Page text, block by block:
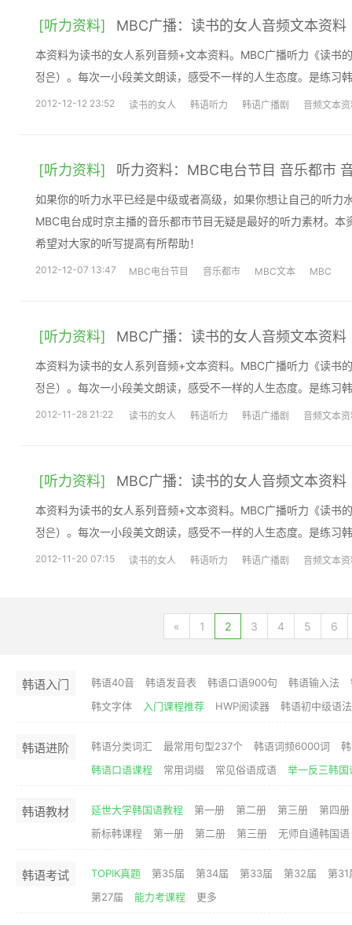
[听力资料] MBC广播：读书的女人音频文本资料
本资料为读书的女人系列音频+文本资料。MBC广播听力《读书
정은）。每次一小段美文朗读，感受不一样的人生态度。是练习
2012-12-12 23:52 读书的女人 韩语听力 韩语广播剧 音频文本
[听力资料] 听力资料：MBC电台节目 音乐都市
如果你的听力水平已经是中级或者高级，如果你想让自己的听力
MBC电台成时京主播的音乐都市节目无疑是最好的听力素材。本
希望对大家的听写提高有所帮助！
2012-12-07 13:47 MBC电台节目 音乐都市 MBC文本 MBC
[听力资料] MBC广播：读书的女人音频文本资料
本资料为读书的女人系列音频+文本资料。MBC广播听力《读书
정은）。每次一小段美文朗读，感受不一样的人生态度。是练习
2012-11-28 21:22 读书的女人 韩语听力 韩语广播剧 音频文本
[听力资料] MBC广播：读书的女人音频文本资料
本资料为读书的女人系列音频+文本资料。MBC广播听力《读书
정은）。每次一小段美文朗读，感受不一样的人生态度。是练习
2012-11-20 07:15 读书的女人 韩语听力 韩语广播剧 音频文本
« 1 2 3 4 5 6
韩语入门 韩语40音 韩语发音表 韩语口语900句 韩语输入法
韩文字体
入门课程推荐 HWP阅读器 韩语初中级语
韩语进阶 韩语分类词汇 最常用句型237个 韩语词频6000词
韩语口语课程
常用词缀 常见俗语成语 举一反三韩国
韩语教材 延世大学韩国语教程 第一册 第二册 第三册
第四册
新标韩课程
第一册 第二册 第三册 无师自通韩国语
韩语考试 TOPIK真题 第35届 第34届 第33届 第32届
第31
第27届
能力考课程 更多